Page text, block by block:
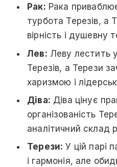
Рак: Рака
турбота Терезів, а
вірність і душевну
Лев: Леву лестить
Терезів, а Терези
харизмою і
Діва: Діва цінує
організованість
аналітичний склад
Терези: У цій парі
і гармонія, але